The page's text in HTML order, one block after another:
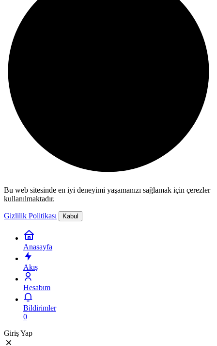
Bu web sitesinde en iyi deneyimi yaşamanızı sağlamak için çerezler
kullanılmaktadır.
Gizlilik Politikası Kabul
Anasayfa
Akış
Hesabım
Bildirimler
0
Giriş Yap